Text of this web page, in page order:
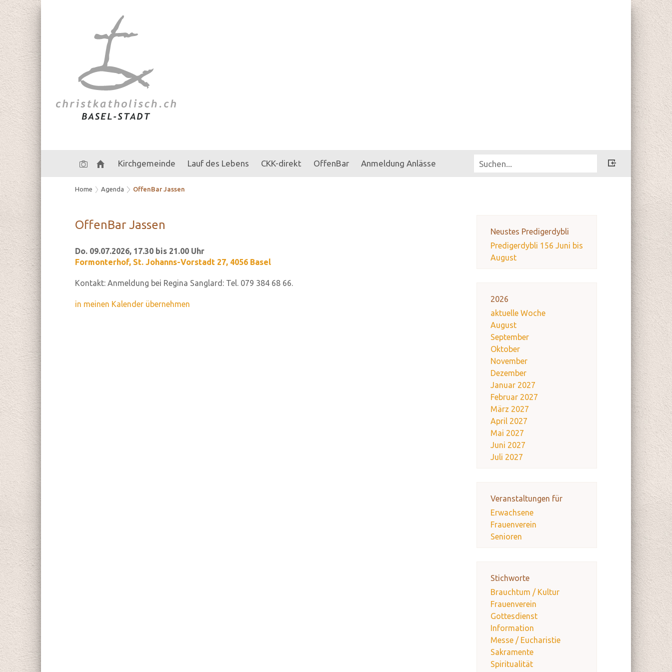
Kirchgemeinde Lauf des Lebens CKK-direkt OffenBar Anmeldung Anlässe
Home Agenda OffenBar Jassen
Neustes Predigerdybli
Predigerdybli 156 Juni bis
August
2026
aktuelle Woche
August
September
Oktober
November
Dezember
Januar 2027
Februar 2027
März 2027
April 2027
Mai 2027
Juni 2027
Juli 2027
Veranstaltungen für
Erwachsene
Frauenverein
Senioren
Stichworte
Brauchtum / Kultur
Frauenverein
Gottesdienst
Information
Messe / Eucharistie
Sakramente
Spiritualität
Of­fen­Bar Jas­sen
Do. 09.07.2026, 17.30 bis 21.00 Uhr
Formonterhof, St. Johanns-Vorstadt 27, 4056 Basel
Kontakt: Anmeldung bei Regina Sanglard: Tel. 079 384 68 66.
in meinen Kalender übernehmen